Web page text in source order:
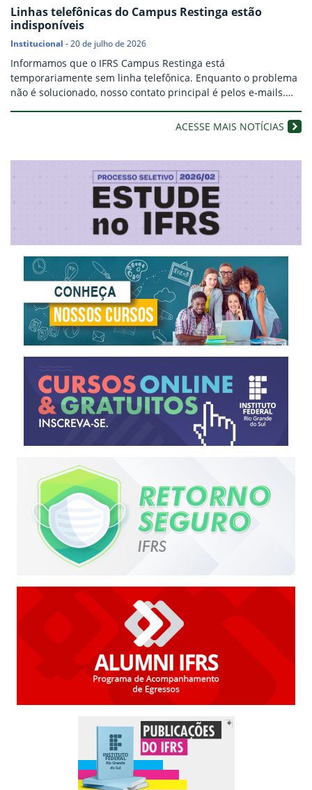
Linhas telefônicas do Campus Restinga estão
indisponíveis
Institucional -20 de julho de 2026
Informamos que o IFRS Campus Restinga está
temporariamente sem linha telefônica. Enquanto o problema
não é solucionado, nosso contato principal é pelos e-mails.
ifrs.edu.br/restinga/contato. Compartilhar conteúdo:
ACESSE MAIS NOTÍCIAS
Processo Seletivo 2026/2
Cursos
Publicações do IFRS